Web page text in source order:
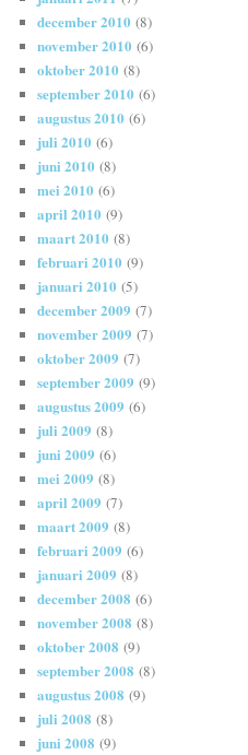
december 2010 (8)
november 2010 (6)
oktober 2010 (8)
september 2010 (6)
augustus 2010 (6)
juli 2010 (6)
juni 2010 (8)
mei 2010 (6)
april 2010 (9)
maart 2010 (8)
februari 2010 (9)
januari 2010 (5)
december 2009 (7)
november 2009 (7)
oktober 2009 (7)
september 2009 (9)
augustus 2009 (6)
juli 2009 (8)
juni 2009 (6)
mei 2009 (8)
april 2009 (7)
maart 2009 (8)
februari 2009 (6)
januari 2009 (8)
december 2008 (6)
november 2008 (8)
oktober 2008 (9)
september 2008 (8)
augustus 2008 (9)
juli 2008 (8)
juni 2008 (9)